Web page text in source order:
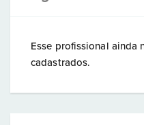
Esse profissional ainda
cadastrados.